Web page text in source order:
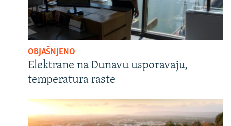
OBJAŠNJENO
Elektrane na Dunavu usporavaju,
temperatura raste